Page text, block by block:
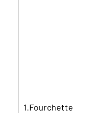
1.Fourchette